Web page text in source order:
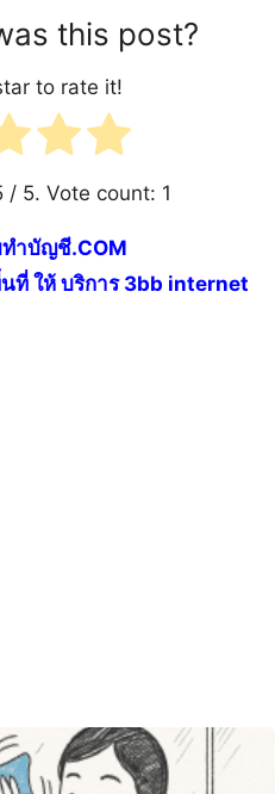
this post?
to rate it!
/ 5. Vote count: 1
ทำบัญชี.COM
ที่ ให้ บริการ 3bb internet